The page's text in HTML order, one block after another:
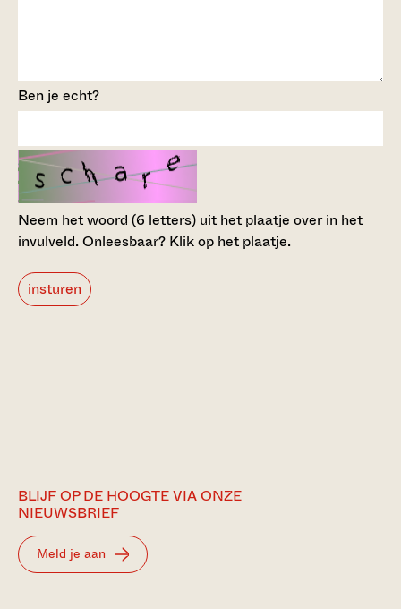
Ben je echt?
Neem het woord (6 letters) uit het plaatje over in het
invulveld.Onleesbaar? Klik op het plaatje.
insturen
BLIJF OP DE HOOGTE VIA ONZE
NIEUWSBRIEF
Meld je aan